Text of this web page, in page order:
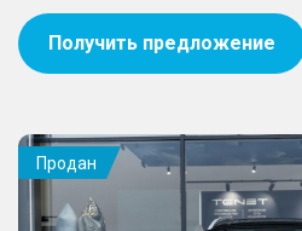
Получить предложение
Продан